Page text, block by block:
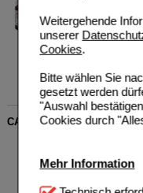
Weitergehende
unserer
Cookies.
Bitte wählen Sie
gesetzt werden
"Auswahl
Cookies durch
Mehr Information
02111933
20ml Dilution
CARDIOSPERMUM D 3
02609969